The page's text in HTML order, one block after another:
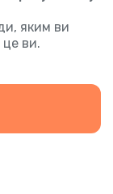
яким ви
ви.